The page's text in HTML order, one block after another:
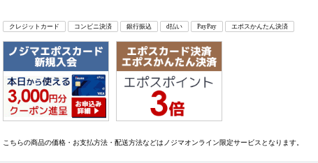
クレジットカード コンビニ決済 銀行振込 d払い PayPay エポスかんたん決済
こちらの商品の価格・お支払方法・配送方法などはノジマオンライン限定サービスとなります。